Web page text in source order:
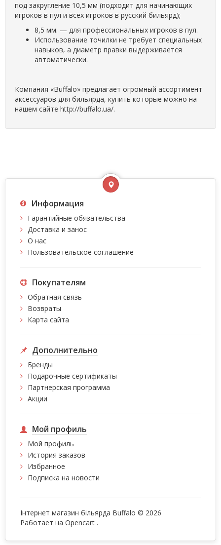
под закругление 10,5 мм (подходит для начинающих
игроков в пул и всех игроков в русский бильярд);
8,5 мм. — для профессиональных игроков в пул.
Использование точилки не требует специальных
навыков, а диаметр правки выдерживается
автоматически.
Компания «Buffalo» предлагает огромный ассортимент
аксессуаров для бильярда, купить которые можно на
нашем сайте http://buffalo.ua/.
Информация
Гарантийные обязательства
Доставка и занос
О нас
Пользовательское соглашение
Покупателям
Обратная связь
Возвраты
Карта сайта
Дополнительно
Бренды
Подарочные сертификаты
Партнерская программа
Акции
Мой профиль
Мой профиль
История заказов
Избранное
Подписка на новости
Інтернет магазин більярда Buffalo © 2026
Работает на Opencart .